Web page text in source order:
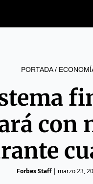
PORTADA/
con
Forbes Staff| marzo 23,